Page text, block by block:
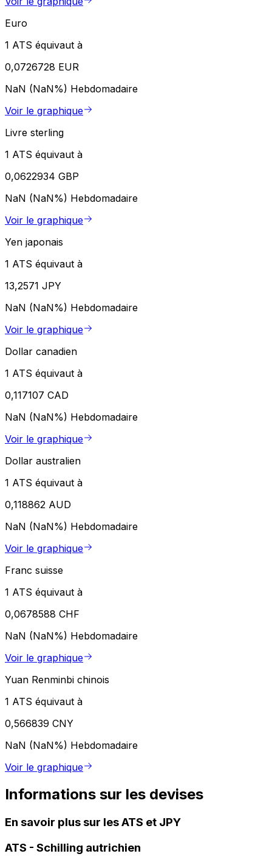
Euro
1 ATS équivaut à
0,0726728 EUR
NaN (NaN%) Hebdomadaire
Voir le graphique
Livre sterling
1 ATS équivaut à
0,0622934 GBP
NaN (NaN%) Hebdomadaire
Voir le graphique
Yen japonais
1 ATS équivaut à
13,2571 JPY
NaN (NaN%) Hebdomadaire
Voir le graphique
Dollar canadien
1 ATS équivaut à
0,117107 CAD
NaN (NaN%) Hebdomadaire
Voir le graphique
Dollar australien
1 ATS équivaut à
0,118862 AUD
NaN (NaN%) Hebdomadaire
Voir le graphique
Franc suisse
1 ATS équivaut à
0,0678588 CHF
NaN (NaN%) Hebdomadaire
Voir le graphique
Yuan Renminbi chinois
1 ATS équivaut à
0,566839 CNY
NaN (NaN%) Hebdomadaire
Voir le graphique
Informations sur les devises
En savoir plus sur les ATS et JPY
ATS - Schilling autrichien